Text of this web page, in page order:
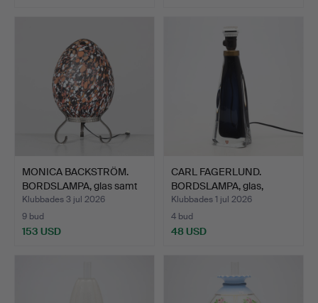
MONICA BACKSTRÖM.
BORDSLAMPA, glas samt
me…
Klubbades 3 jul 2026
9 bud
153 USD
CARL FAGERLUND.
BORDSLAMPA, glas,
Orrefors.
Klubbades 1 jul 2026
4 bud
48 USD